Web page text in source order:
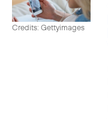
Credits: Gettyimages